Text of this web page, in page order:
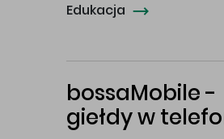
Edukacja
bossaMobile -
giełdy w